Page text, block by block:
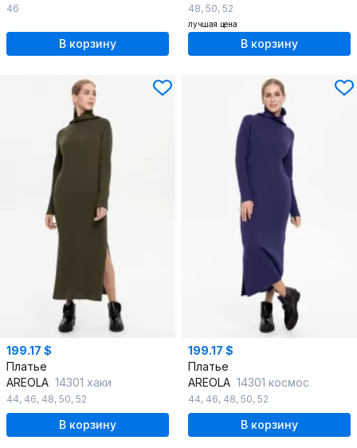
46
В корзину
48, 50, 52
лучшая цена
В корзину
199.17 $
Платье
AREOLA 14301 хаки
44, 46, 48, 50, 52
В корзину
199.17 $
Платье
AREOLA 14301 космос
44, 46, 48, 50, 52
В корзину